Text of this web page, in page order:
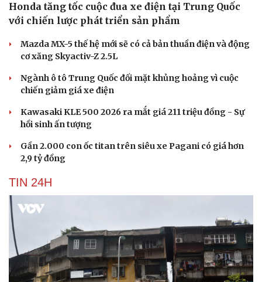
Cải chính
Honda tăng tốc cuộc đua xe điện tại Trung Quốc
với chiến lược phát triển sản phẩm
Mazda MX-5 thế hệ mới sẽ có cả bản thuần điện và động
cơ xăng Skyactiv-Z 2.5L
Ngành ô tô Trung Quốc đối mặt khủng hoảng vì cuộc
chiến giảm giá xe điện
Kawasaki KLE 500 2026 ra mắt giá 211 triệu đồng - Sự
hồi sinh ấn tượng
Gần 2.000 con ốc titan trên siêu xe Pagani có giá hơn
2,9 tỷ đồng
TIN 24H